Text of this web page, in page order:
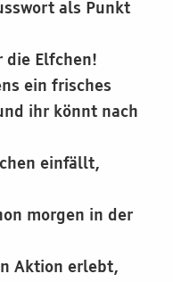
als Punkt
die Elfchen!
ein frisches
ihr könnt nach
einfällt,
morgen in der
Aktion erlebt,